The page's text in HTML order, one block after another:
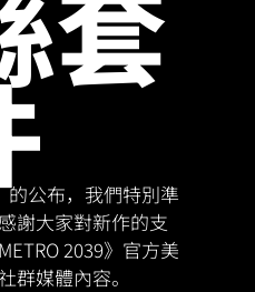
的公布，我們特別準
謝大家對新作的支
2039》官方美
群媒體內容。